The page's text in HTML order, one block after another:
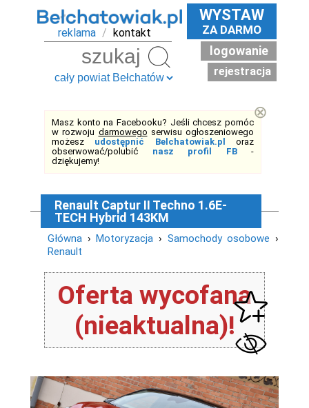
reklama / kontakt
WYSTAW
ZA DARMO
logowanie
rejestracja
Masz konto na Facebooku? Jeśli chcesz pomóc
w rozwoju darmowego serwisu ogłoszeniowego
możesz udostępnić Belchatowiak.pl
oraz
obserwować/polubić nasz profil FB-
dziękujemy!
⊗
Renault Captur II Techno 1.6E-
TECH Hybrid 143KM
Główna ›Motoryzacja › Samochody osobowe ›
Renault
Oferta wycofana
(nieaktualna)!